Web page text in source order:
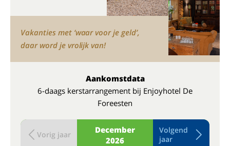
Vakanties met ‘waar voor je geld’,
daar word je vrolijk van!
Aankomstdata
6-daags kerstarrangement bij Enjoyhotel De
Foreesten
December
2026
Vorig jaar
Volgend
jaar